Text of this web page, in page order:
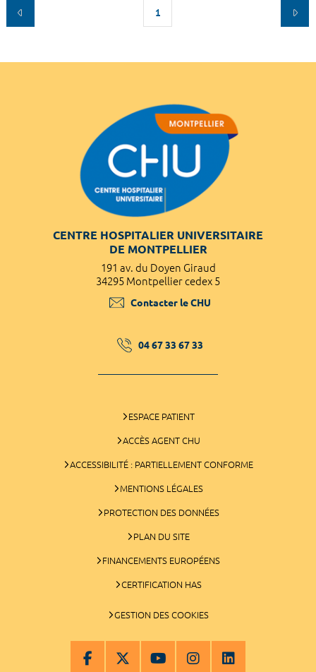
1
CENTRE HOSPITALIER UNIVERSITAIRE
DE MONTPELLIER
191 av. du Doyen Giraud
34295 Montpellier cedex 5
Contacter le CHU
04 67 33 67 33
ESPACE PATIENT
ACCÈS AGENT CHU
ACCESSIBILITÉ : PARTIELLEMENT CONFORME
MENTIONS LÉGALES
PROTECTION DES DONNÉES
PLAN DU SITE
FINANCEMENTS EUROPÉENS
CERTIFICATION HAS
GESTION DES COOKIES